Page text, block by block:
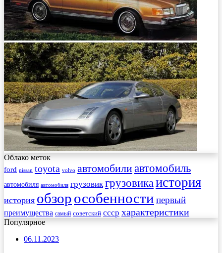
Облако меток
ford nissan toyota volvo автомобилиавтомобиль
автомобиля автомобиля грузовик грузовикаистория
история обзорособенности первый
преимущества самый советский ссср характеристики
Популярное
06.11.2023